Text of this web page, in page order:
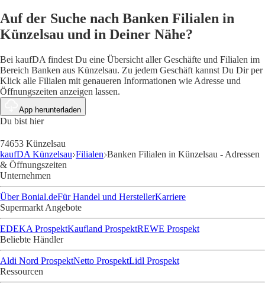
Auf der Suche nach Banken Filialen in
Künzelsau und in Deiner Nähe?
Bei kaufDA findest Du eine Übersicht aller Geschäfte und Filialen im
Bereich Banken aus Künzelsau. Zu jedem Geschäft kannst Du Dir per
Klick alle Filialen mit genaueren Informationen wie Adresse und
Öffnungszeiten anzeigen lassen.
App herunterladen
Du bist hier
74653 Künzelsau
kaufDA Künzelsau Filialen Banken Filialen in Künzelsau - Adressen
& Öffnungszeiten
Unternehmen
Über Bonial.deFür Handel und HerstellerKarriere
Supermarkt Angebote
EDEKA ProspektKaufland ProspektREWE Prospekt
Beliebte Händler
Aldi Nord ProspektNetto ProspektLidl Prospekt
Ressourcen